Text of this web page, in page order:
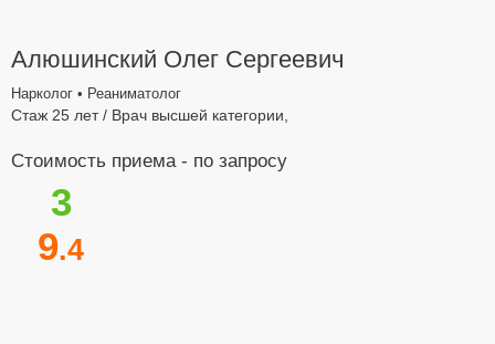
Алюшинский Олег Сергеевич
Нарколог • Реаниматолог
Стаж 25 лет / Врач высшей категории,
Стоимость приема - по запросу
3
9.4